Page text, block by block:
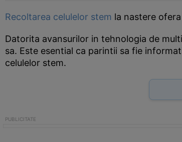
Recoltarea celulelor stem la nastere
Datorita avansurilor in tehnologia de
sa. Este esential ca parintii sa fie
celulelor stem.